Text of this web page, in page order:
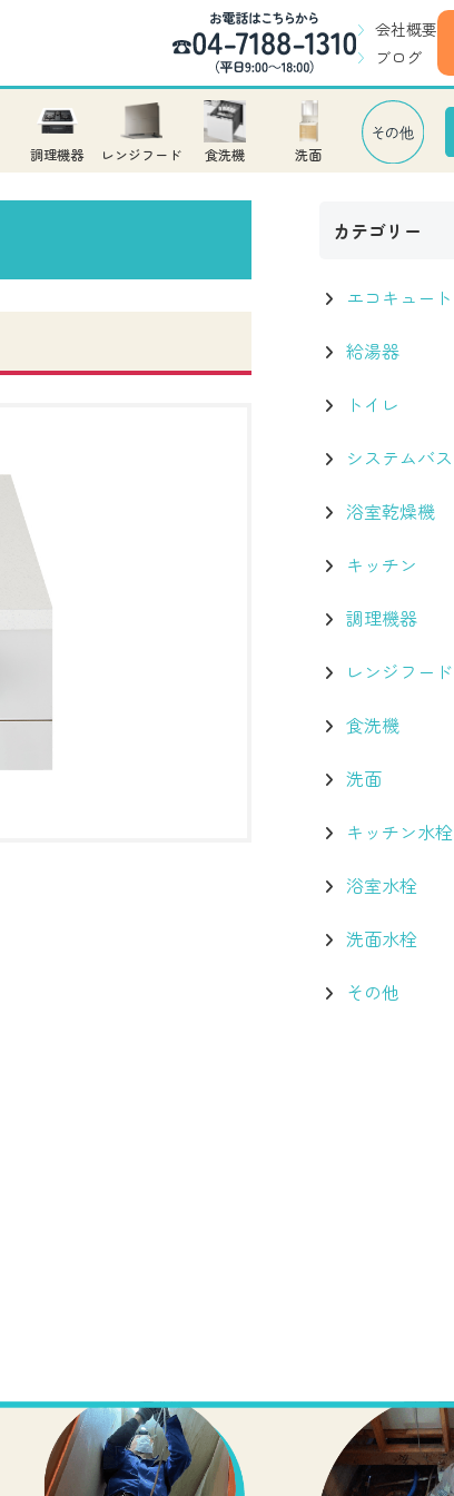
会社概要
ブログ
調理機器 レンジフード 食洗機 洗面
カテゴリー
エコキュート
給湯器
トイレ
システムバス
浴室乾燥機
キッチン
調理機器
レンジフード
食洗機
洗面
キッチン水栓
浴室水栓
洗面水栓
その他